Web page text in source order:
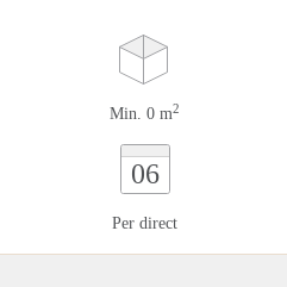
Min. 0 m2
06
Per direct